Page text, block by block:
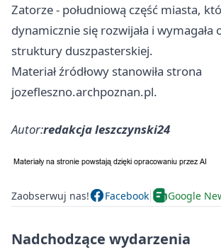
Zatorze - południową część miasta,
dynamicznie się rozwijała i wymagała
struktury duszpasterskiej.
Materiał źródłowy stanowiła strona
jozefleszno.archpoznan.pl.
Autor:redakcja leszczynski24
Zaobserwuj nas! Facebook Google
Nadchodzące wydarzenia